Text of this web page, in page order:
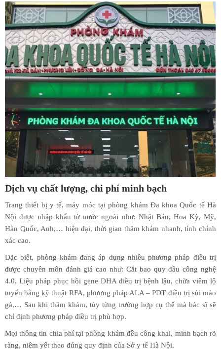
Dịch vụ chất lượng, chi phí minh bạch
Trang thiết bị y tế, máy móc tại phòng khám Đa khoa Quốc tế Hà
Nội được nhập khẩu từ nước ngoài như: Nhật Bản, Hoa Kỳ, Mỹ,
Hàn Quốc, Anh,… hiện đại, thời gian thăm khám nhanh, tính chính
xác cao.
Đặc biệt, phòng khám đang áp dụng nhiều phương pháp điều trị
được chuyên môn đánh giá cao như: Cắt bao quy đầu công nghệ
4.0, Liệu pháp phục hồi gene DHA điều trị bệnh lậu, chữa viêm lộ
tuyến bằng kỹ thuật RFA, phương pháp ALA – PDT điều trị sùi mào
gà,… Sau khi thăm khám, tùy từng trường hợp cụ thể mà bác sĩ sẽ
chỉ định phương pháp điều trị phù hợp.
Mọi thông tin chia phí tại phòng khám đều công khai, minh bạch rõ
ràng, niêm yết theo đúng quy định của Sở y tế Hà Nội.